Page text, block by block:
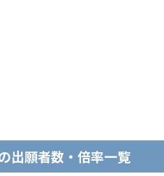
出願者数・倍率一覧